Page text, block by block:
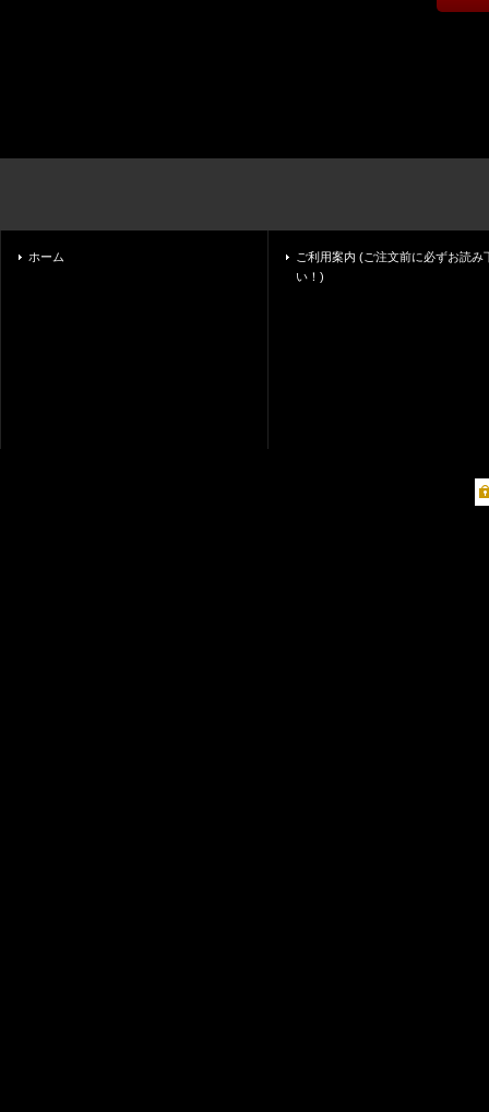
ホーム
ご利用案内 (ご注文前に必ずお読み
い！)